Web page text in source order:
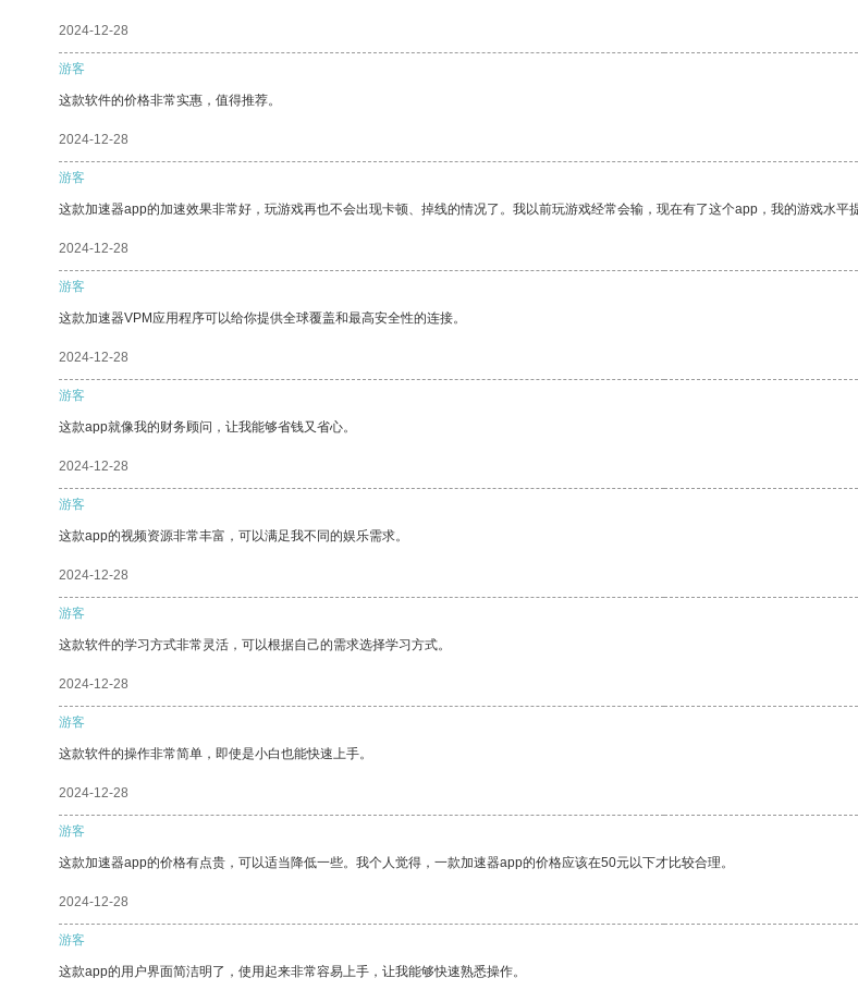
2024-12-28
游客
这款软件的价格非常实惠，值得推荐。
2024-12-28
游客
这款加速器app的加速效果非常好，玩游戏再也不会出现卡顿、掉线的情况了。我以前玩游戏经常会输，现在有了这个app，我的游戏水平
2024-12-28
游客
这款加速器VPM应用程序可以给你提供全球覆盖和最高安全性的连接。
2024-12-28
游客
这款app就像我的财务顾问，让我能够省钱又省心。
2024-12-28
游客
这款app的视频资源非常丰富，可以满足我不同的娱乐需求。
2024-12-28
游客
这款软件的学习方式非常灵活，可以根据自己的需求选择学习方式。
2024-12-28
游客
这款软件的操作非常简单，即使是小白也能快速上手。
2024-12-28
游客
这款加速器app的价格有点贵，可以适当降低一些。我个人觉得，一款加速器app的价格应该在50元以下才比较合理。
2024-12-28
游客
这款app的用户界面简洁明了，使用起来非常容易上手，让我能够快速熟悉操作。